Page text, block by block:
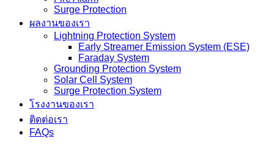
Surge Protection
ผลงานของเรา
Lightning Protection System
Early Streamer Emission System (ESE)
Faraday System
Grounding Protection System
Solar Cell System
Surge Protection System
โรงงานของเรา
ติดต่อเรา
FAQs